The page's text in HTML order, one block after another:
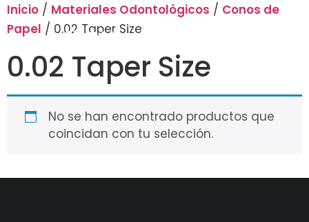
Inicio / Materiales Odontológicos / Conos de
Papel / 0.02 Taper Size
0.02 Taper Size
No se han encontrado productos que
coincidan con tu selección.